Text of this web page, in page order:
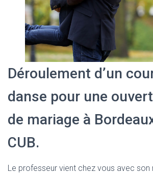
Déroulement d’un
danse pour une
de mariage à
CUB.
Le professeur vient chez vous avec son